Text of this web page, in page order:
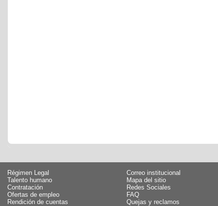
Régimen Legal
Talento humano
Contratación
Ofertas de empleo
Rendición de cuentas
Correo institucional
Mapa del sitio
Redes Sociales
FAQ
Quejas y reclamos